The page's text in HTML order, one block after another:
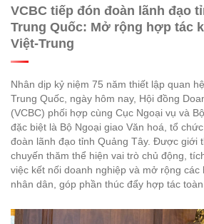
VCBC tiếp đón đoàn lãnh đạo
Trung Quốc: Mở rộng hợp tác
Việt-Trung
Nhân dịp kỷ niệm 75 năm thiết lập quan
Trung Quốc, ngày hôm nay, Hội đồng
(VCBC) phối hợp cùng Cục Ngoại vụ và
đặc biệt là Bộ Ngoại giao Văn hoá, tổ
đoàn lãnh đạo tỉnh Quảng Tây. Được giới
chuyến thăm thể hiện vai trò chủ động,
việc kết nối doanh nghiệp và mở rộng các
nhân dân, góp phần thúc đẩy hợp tác